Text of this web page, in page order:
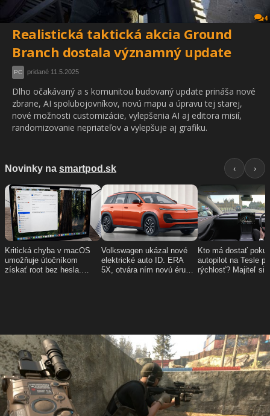
4
Realistická taktická akcia Ground
Branch dostala významný update
PC pridané 11.5.2025
Dlho očakávaný a s komunitou budovaný update prináša nové
zbrane, AI spolubojovníkov, novú mapu a úpravu tej starej,
nové možnosti customizácie, vylepšenia AI aj editora misií,
randomizovanie nepriateľov a vylepšuje aj grafiku.